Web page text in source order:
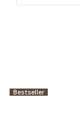
Bestseller